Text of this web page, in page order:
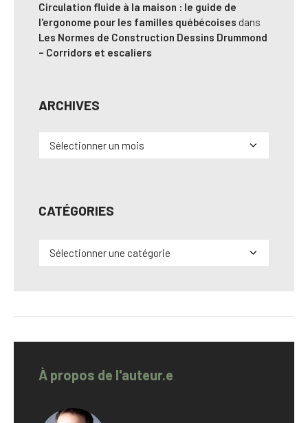
Circulation fluide à la maison : le guide de
l'ergonome pour les familles québécoises dans
Les Normes de Construction Dessins Drummond
– Corridors et escaliers
ARCHIVES
Archives
CATÉGORIES
Catégories
À propos de l'auteur.e